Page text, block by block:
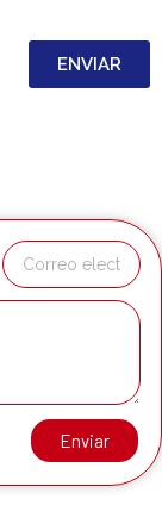
ENVIAR
Enviar